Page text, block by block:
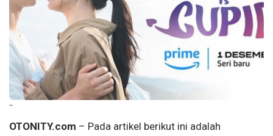
--
OTONITY.com – Pada artikel berikut ini adalah